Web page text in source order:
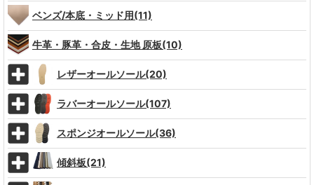
ベンズ/本底・ミッド用(11)
牛革・豚革・合皮・生地 原板(10)
レザーオールソール(20)
ラバーオールソール(107)
スポンジオールソール(36)
傾斜板(21)